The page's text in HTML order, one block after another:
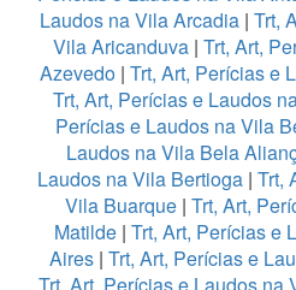
Laudos na Vila Arcadia | Trt,
Vila Aricanduva| Trt, Art,
Azevedo| Trt, Art, Perícias e
Trt, Art, Perícias e Laudos
Perícias e Laudos na Vila
Laudos na Vila Bela
Laudos na Vila Bertioga| Trt,
Vila Buarque| Trt, Art,
Matilde| Trt, Art, Perícias e
Aires | Trt, Art, Perícias e